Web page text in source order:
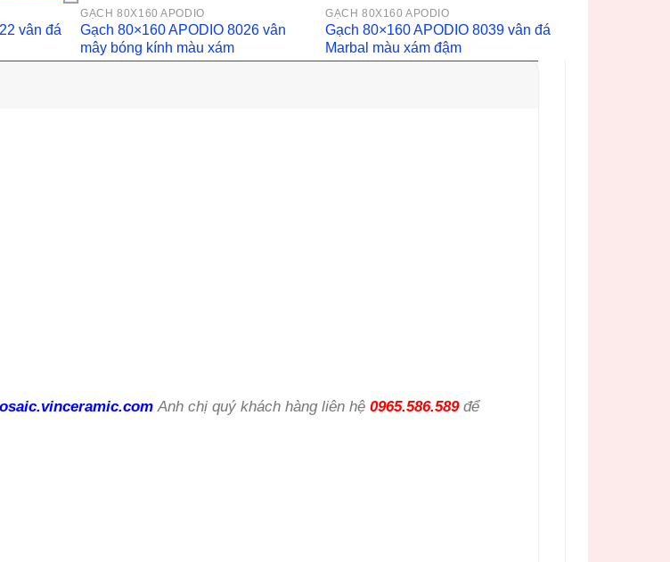
vân đá
GẠCH 80X160 APODIO
Gạch 80×160 APODIO 8026 vân
mây bóng kính màu xám
GẠCH 80X160 APODIO
Gạch 80×160 APODIO 8039 vân đá
Marbal màu xám đậm
Anh chị quý khách hàng liên hệ 0965.586.589để